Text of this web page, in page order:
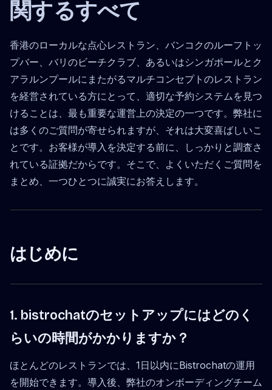
関するすべて
香港のローカルな点心レストラン、バンコクのルーフトッ
プバー、バリのビーチクラブ、あるいはシンガポールとク
アラルンプールにまたがるマルチコンセプトのレストラン
を経営されている方にとって、適切な予約システムを見つ
けることは、最も重要な運営上の決定の一つです。弊社に
は多くのご質問が寄せられますが、それは大変喜ばしいこ
とです。お客様が導入を決定する前に、しっかりと調査さ
れている証拠だからです。そこで、よくいただくご質問を
まとめ、一つひとつに誠実にお答えします。
はじめに
1. bistrochatのセットアップにはどのく
らいの時間がかかりますか？
ほとんどのレストランでは、1日以内にBistrochatの運用
を開始できます。導入後、弊社のオンボーディングチーム